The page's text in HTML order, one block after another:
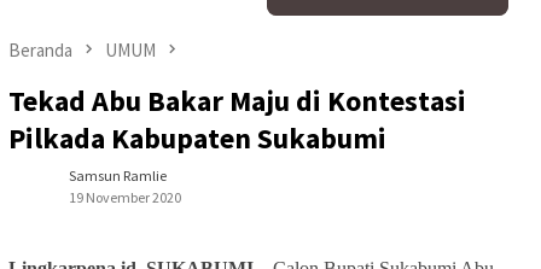
Beranda UMUM
Tekad Abu Bakar Maju di Kontestasi
Pilkada Kabupaten Sukabumi
Samsun Ramlie
19 November 2020